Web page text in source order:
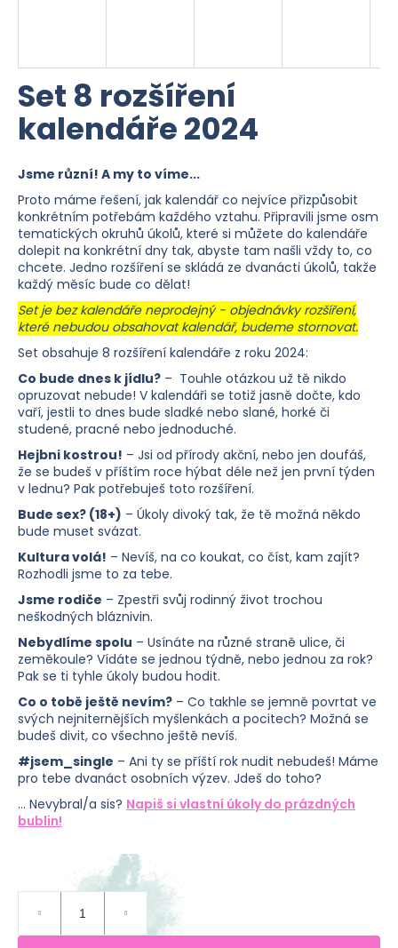
Set 8 rozšíření
kalendáře 2024
Jsme různí! A my to víme...
Proto máme řešení, jak kalendář co nejvíce přizpůsobit
konkrétním potřebám každého vztahu. Připravili jsme osm
tematických okruhů úkolů, které si můžete do kalendáře
dolepit na konkrétní dny tak, abyste tam našli vždy to, co
chcete. Jedno rozšíření se skládá ze dvanácti úkolů, takže
každý měsíc bude co dělat!
Set je bez kalendáře neprodejný - objednávky rozšíření,
které nebudou obsahovat kalendář, budeme stornovat.
Set obsahuje 8 rozšíření kalendáře z roku 2024:
Co bude dnes k jídlu? – Touhle otázkou už tě nikdo
opruzovat nebude! V kalendáři se totiž jasně dočte, kdo
vaří, jestli to dnes bude sladké nebo slané, horké či
studené, pracné nebo jednoduché.
Hejbni kostrou! – Jsi od přírody akční, nebo jen doufáš,
že se budeš v příštím roce hýbat déle než jen první týden
v lednu? Pak potřebuješ toto rozšíření.
Bude sex? (18+) – Úkoly divoký tak, že tě možná někdo
bude muset svázat.
Kultura volá! – Nevíš, na co koukat, co číst, kam zajít?
Rozhodli jsme to za tebe.
Jsme rodiče – Zpestři svůj rodinný život trochou
neškodných bláznivin.
Nebydlíme spolu – Usínáte na různé straně ulice, či
zeměkoule? Vídáte se jednou týdně, nebo jednou za rok?
Pak se ti tyhle úkoly budou hodit.
Co o tobě ještě nevím? – Co takhle se jemně povrtat ve
svých nejniternějších myšlenkách a pocitech? Možná se
budeš divit, co všechno ještě nevíš.
#jsem_single – Ani ty se příští rok nudit nebudeš! Máme
pro tebe dvanáct osobních výzev. Jdeš do toho?
... Nevybral/a sis? Napiš si vlastní úkoly do prázdných
bublin!
Skladem(8 ks)
128 Kč
Měrná
j
e
t
e
n
a
j
í
t
?
Hledat
D
o
p
o
r
u
č
u
j
e
m
e